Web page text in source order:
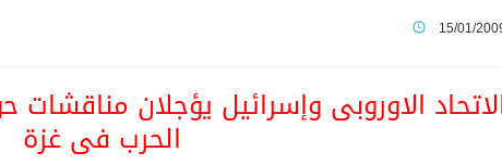
بصورة أكثر إيجابية من الولايات المتحدة
ضمن قائمة التراث العالمي
15/01/
الاوروبى وإسرائيل يؤجلان مناقشات
الحرب فى غزة